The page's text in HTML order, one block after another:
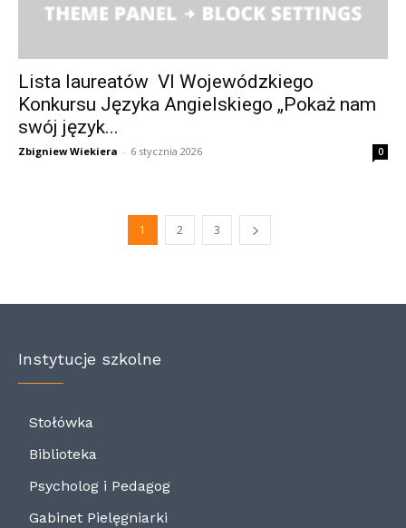
Lista laureatów VI Wojewódzkiego
Konkursu Języka Angielskiego „Pokaż nam
swój język...
Zbigniew Wiekiera - 6 stycznia 2026 0
1 2 3
Instytucje szkolne
Stołówka
Biblioteka
Psycholog i Pedagog
Gabinet Pielęgniarki